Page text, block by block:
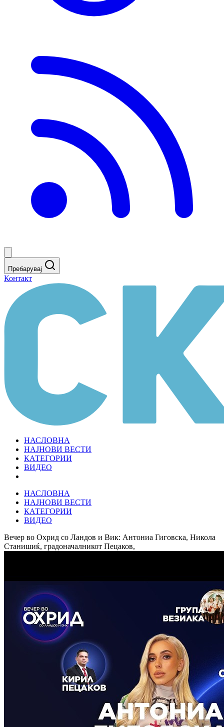
Пребарувај
Контакт
НАСЛОВНА
НАЈНОВИ ВЕСТИ
КАТЕГОРИИ
ВИДЕО
НАСЛОВНА
НАЈНОВИ ВЕСТИ
КАТЕГОРИИ
ВИДЕО
Вечер во Охрид со Ландов и Вик: Антониа Гиговска, Никола
Станишиќ, градоначалникот Пецаков,